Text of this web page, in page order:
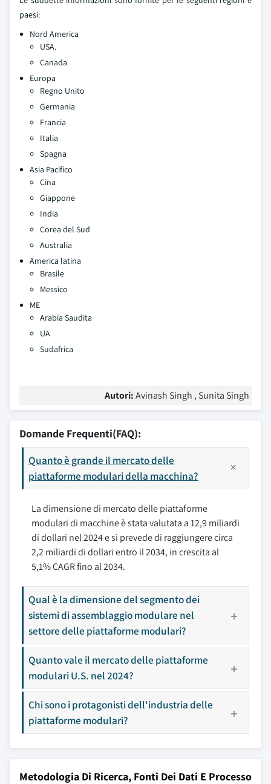
paesi:
Nord America
USA.
Canada
Europa
Regno Unito
Germania
Francia
Italia
Spagna
Asia Pacifico
Cina
Giappone
India
Corea del Sud
Australia
America latina
Brasile
Messico
ME
Arabia Saudita
UA
Sudafrica
Autori:Avinash Singh , Sunita Singh
Domande Frequenti(FAQ):
Quanto è grande il mercato delle
piattaforme modulari della macchina?
La dimensione di mercato delle piattaforme
modulari di macchine è stata valutata a 12,9 miliardi
di dollari nel 2024 e si prevede di raggiungere circa
2,2 miliardi di dollari entro il 2034, in crescita al
5,1% CAGR fino al 2034.
Qual è la dimensione del segmento dei
sistemi di assemblaggio modulare nel
settore delle piattaforme modulari?
Quanto vale il mercato delle piattaforme
modulari U.S. nel 2024?
Chi sono i protagonisti dell'industria delle
piattaforme modulari?
Metodologia Di Ricerca, Fonti Dei Dati E Processo